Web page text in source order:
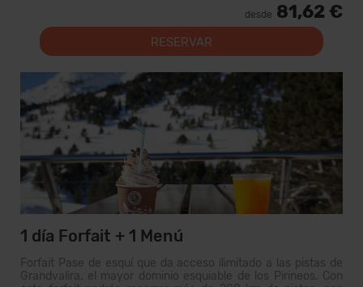
desde 81,62 €
RESERVAR
1 día Forfait + 1 Menú
Forfait Pase de esquí que da acceso ilimitado a las pistas de
Grandvalira, el mayor dominio esquiable de los Pirineos. Con